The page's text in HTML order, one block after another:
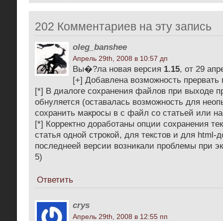
202 Комментариев на эту запись
oleg_banshee
Апрель 29th, 2008 в 10:57 дп
Вы�?ла новая версия 1.15, от 29
[+] Добавлена возможность прервать
[*] В диалоге сохранения файлов при выходе
обнуляется (оставалась возможность для
сохранить макросы в с файл со статьей или
[*] Корректно доработаны опции сохранения
статья одной строкой, для текстов и для html-
последнеей версии возникали проблемы при
5)
Ответить
crys
Апрель 29th, 2008 в 12:55 пп